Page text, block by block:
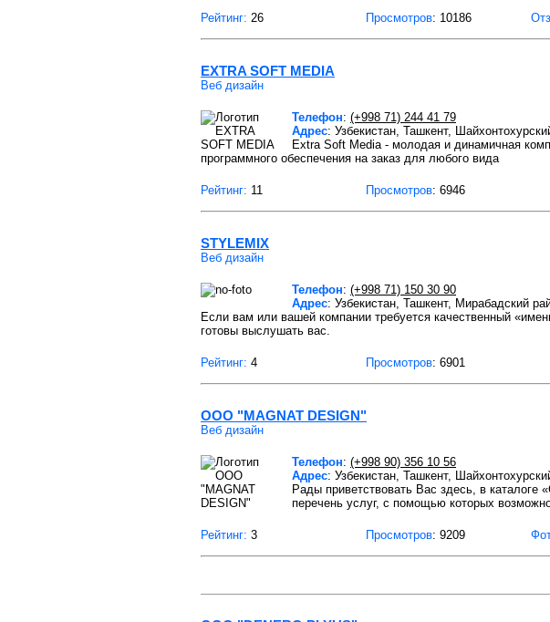
Рейтинг: 26 Просмотров: 10186
EXTRA SOFT MEDIA
Веб дизайн
Телефон: (+998 71) 244 41 79
Адрес: Узбекистан, Ташкент,
Extra Soft Media - молодая и динамичная
программного обеспечения на заказ для любого вида
Рейтинг: 11 Просмотров: 6946
STYLEMIX
Веб дизайн
Телефон: (+998 71) 150 30 90
Адрес: Узбекистан, Ташкент, Мирабадский
Если вам или вашей компании требуется качественный
готовы выслушать вас.
Рейтинг: 4 Просмотров: 6901
ООО "MAGNAT DESIGN"
Веб дизайн
Телефон: (+998 90) 356 10 56
Адрес: Узбекистан, Ташкент,
Рады приветствовать Вас здесь, в
перечень услуг, с помощью которых
Рейтинг: 3 Просмотров: 9209